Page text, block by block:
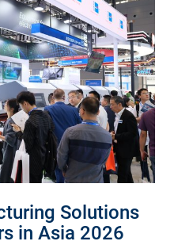
Solutions
in Asia 2026